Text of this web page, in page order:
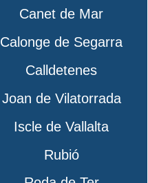
Canet de Mar
Calonge de Segarra
Calldetenes
Joan de Vilatorrada
Iscle de Vallalta
Rubió